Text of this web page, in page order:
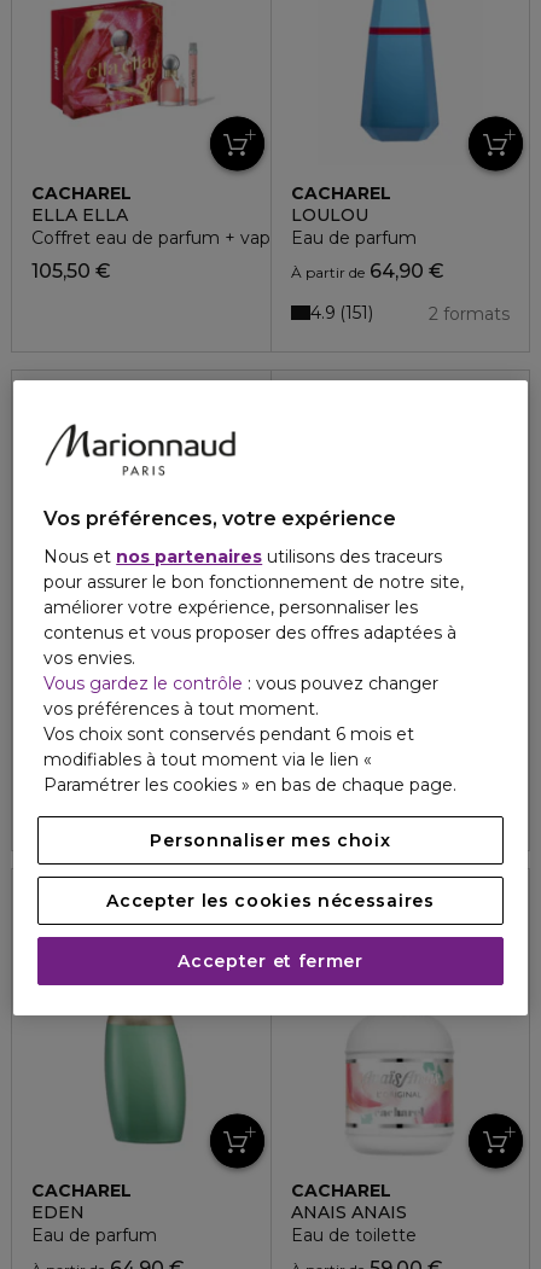
CACHAREL
ELLA ELLA
Coffret eau de parfum + vaporisateur voyage
105,50 €
CACHAREL
LOULOU
Eau de parfum
À partir de64,90 €
2 formats
4.9 151
CACHAREL
AMOR AMOR
Eau de parfum
À partir de55,50 €
2 formats
5 7
CACHAREL
CACHAREL HOMME
Eau de toilette
118,00 €
131
CACHAREL
EDEN
Eau de parfum
CACHAREL
ANAIS ANAIS
Eau de toilette
Vos préférences, votre expérience
Nous et nos partenaires utilisons des traceurs
pour assurer le bon fonctionnement de notre site,
améliorer votre expérience, personnaliser les
contenus et vous proposer des offres adaptées à
vos envies.
Vous gardez le contrôle : vous pouvez changer
vos préférences à tout moment.
Vos choix sont conservés pendant 6 mois et
modifiables à tout moment via le lien «
Paramétrer les cookies » en bas de chaque page.
Personnaliser mes choix
Accepter les cookies nécessaires
Accepter et fermer